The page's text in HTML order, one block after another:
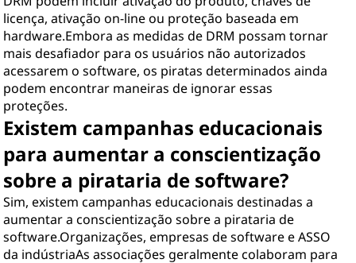
licença, ativação on-line ou proteção baseada em
hardware.Embora as medidas de DRM possam tornar
mais desafiador para os usuários não autorizados
acessarem o software, os piratas determinados ainda
podem encontrar maneiras de ignorar essas
proteções.
Existem campanhas educacionais
para aumentar a conscientização
sobre a pirataria de software?
Sim, existem campanhas educacionais destinadas a
aumentar a conscientização sobre a pirataria de
software.Organizações, empresas de software e ASSO
da indústriaAs associações geralmente colaboram para